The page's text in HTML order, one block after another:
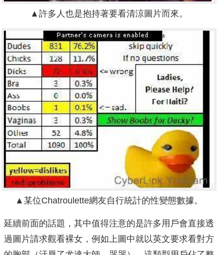
▲許多人也是抱持著要看清涼圖片而來。
▲某位Chatroulette網友自行統計的性變態數據。
延續前面的話題，其中值得注意的是許多用戶會直接透
過圖片請求觀看裸女，例如上圖中就以英文要求看對方